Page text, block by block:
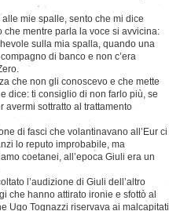
mie spalle, sento che mi dice
che mentre parla la voce si avvicina:
sulla mia spalla, quando una
di banco e non c’era
che non gli conoscevo e che mette
dice: ti consiglio di non farlo più, se
avermi sottratto al trattamento
di fasci che volantinavano all’Eur ci
lo reputo improbabile, ma
coetanei, all’epoca Giuli era un
l’audizione di Giuli dell’altro
che hanno attirato ironie e sfottò al
Ugo Tognazzi riservava ai malcapitati